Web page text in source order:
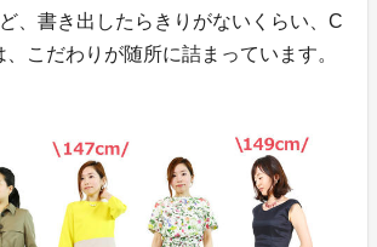
、書き出したらきりがないくらい、C
こだわりが随所に詰まっています。